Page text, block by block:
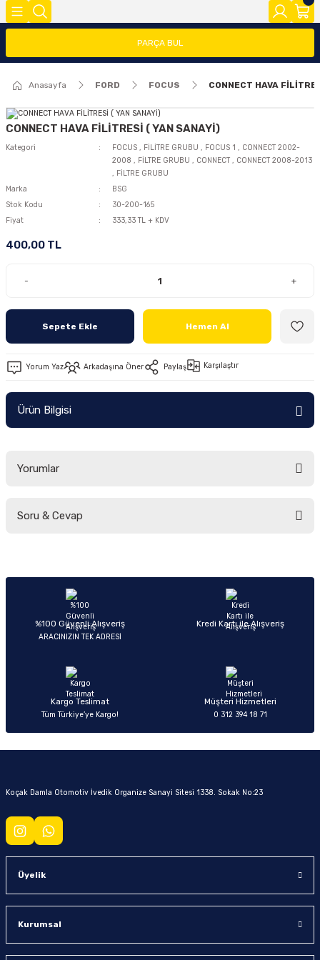
FOCUS
FAR/STOP/AYNA GRUBU
FOCUS 1
FOCUS 2 (2005-2008)
FİESTA
FİESTA 08>
FİESTA 13 >
FİESTA 2002-2008
COURİER
COURİER 2014-2018
COURİER 2018-2023
COURİER 2023>
CONNECT
CONNECT 2002-2008
CONNECT 2008-2013
CONNECT 2014 >
TRANSİT
TRANSİT 2014-2018
TRANSİT 2018-2023
MODEL Y
2020>
(FMY)
PARÇA BUL
Anasayfa FORD FOCUS CONNECT HAVA
CONNECT HAVA FİLİTRESİ ( YAN SANAYİ)
Kategori FOCUS , FİLİTRE GRUBU , FOCUS 1 , CONNECT 2002-
2008 , FİLTRE GRUBU , CONNECT , CONNECT 2008-2013
, FİLTRE GRUBU
Marka
BSG
Stok Kodu
30-200-165
Fiyat
333,33 TL + KDV
400,00 TL
- +
Sepete Ekle Hemen Al
Yorum Yaz Arkadaşına Öner Paylaş Karşılaştır
Ürün Bilgisi
Yorumlar
Soru & Cevap
Ürün hakkında henüz soru sorulmamış.
%100 Güvenli Alışveriş
ARACINIZIN TEK ADRESİ
Kredi Kartı ile Alışveriş
Kargo Teslimat
Tüm Türkiye’ye Kargo!
Müşteri Hizmetleri
0 312 394 18 71
Koçak Damla Otomotiv İvedik Organize Sanayi Sitesi 1338. Sokak No:23
Üyelik
Kurumsal